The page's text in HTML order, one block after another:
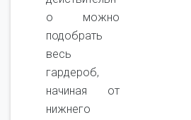
о можно
подобрать
весь
гардероб,
начиная от
нижнего